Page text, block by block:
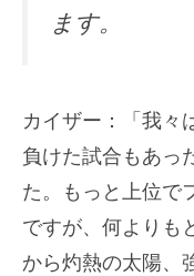
ます。
カイザー：「我々
負けた試合もあっ
た。もっと上位で
ですが、何よりも
から灼熱の太陽、